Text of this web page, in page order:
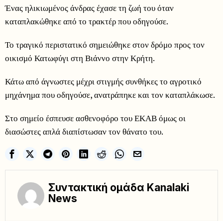
Ένας ηλικιωμένος άνδρας έχασε τη ζωή του όταν
καταπλακώθηκε από το τρακτέρ που οδηγούσε.
Το τραγικό περιστατικό σημειώθηκε στον δρόμο προς τον
οικισμό Κατωφύγι στη Βιάννο στην Κρήτη.
Κάτω από άγνωστες μέχρι στιγμής συνθήκες το αγροτικό
μηχάνημα που οδηγούσε, ανατράπηκε και τον καταπλάκωσε.
Στο σημείο έσπευσε ασθενοφόρο του ΕΚΑΒ όμως οι
διασώστες απλά διαπίστωσαν τον θάνατο του.
Συντακτική ομάδα Kanalaki
News